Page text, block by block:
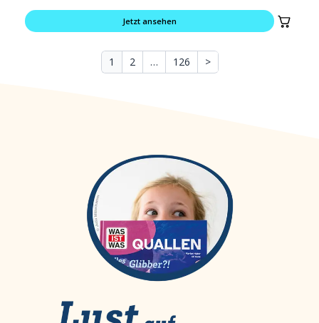
Jetzt ansehen
1 2 … 126 >